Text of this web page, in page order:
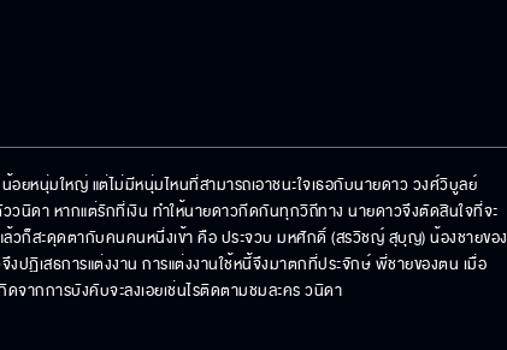
ยหนุ่มใหญ่ แต่ไม่มีหนุ่มไหนที่สามารถเอาชนะใจเธอกับนายดาว วงศ์วิบูลย์
วนิดา หากแต่รักที่เงิน ทำให้นายดาวกีดกันทุกวิถีทาง นายดาวจึงตัดสินใจที่จะ
ล้วก็สะดุดตากับคนคนหนึ่งเข้า คือ ประจวบ มหศักดิ์ (สรวิชญ์ สุบุญ) น้องชายของ
ฏิเสธการแต่งงาน การแต่งงานใช้หนี้จึงมาตกที่ประจักษ์ พี่ชายของตน เมื่อ
จากการบังคับจะลงเอยเช่นไรติดตามชมละคร วนิดา